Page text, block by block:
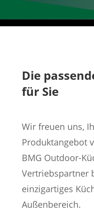
Die
für Sie
Wir freuen uns,
Produktangebot
BMG Outdoor-
Vertriebspartner
einzigartiges
Außenbereich.